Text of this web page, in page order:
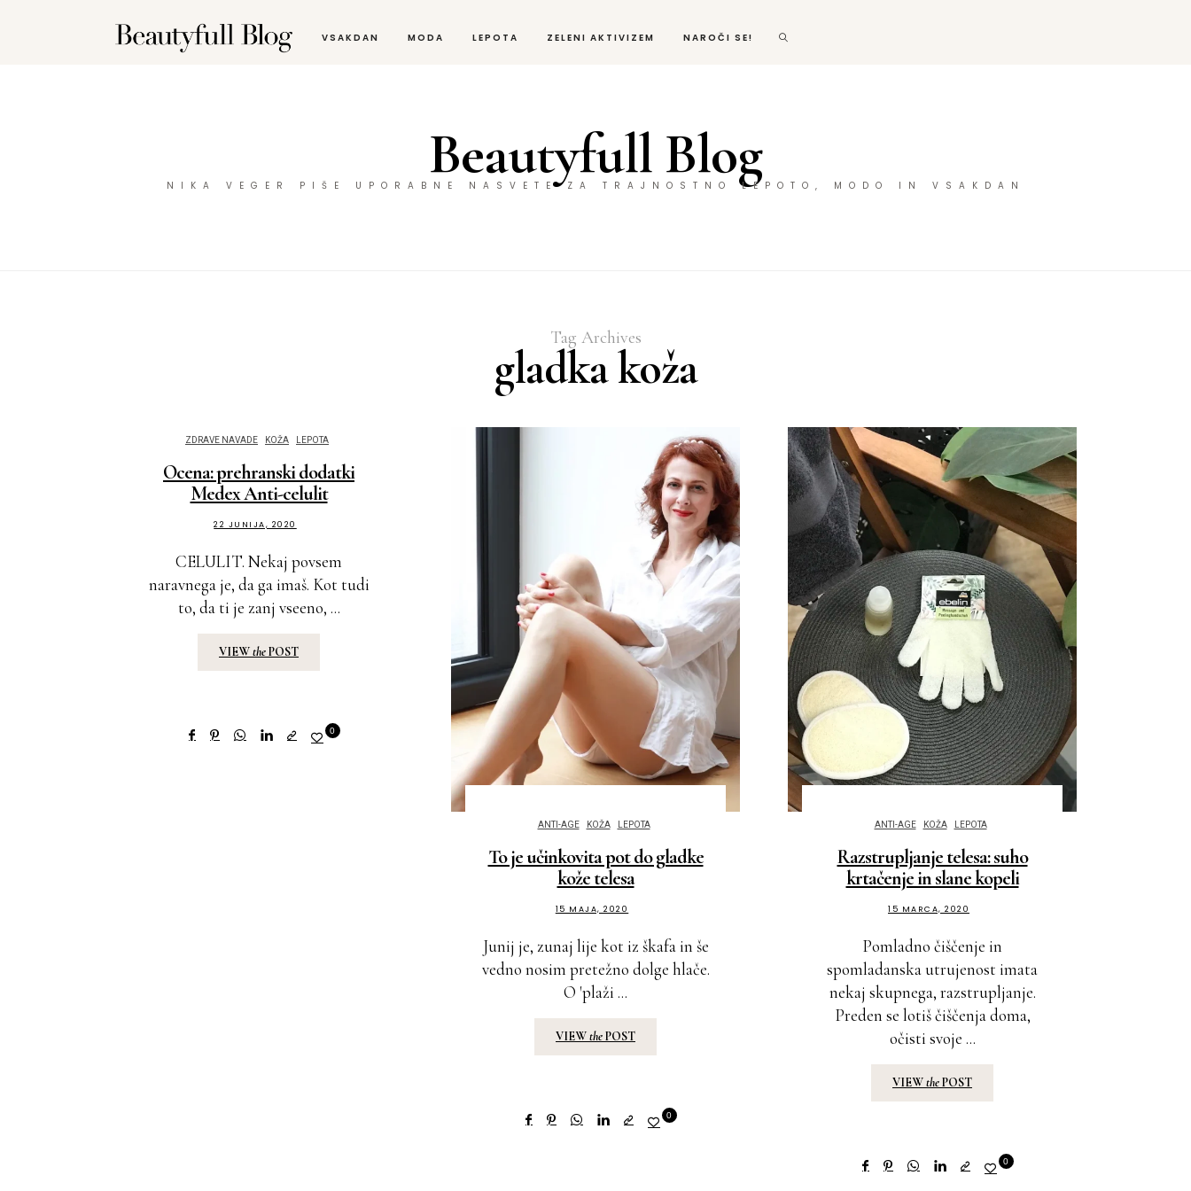
VSAKDAN MODA LEPOTA ZELENI AKTIVIZEM NAROČI SE!
Beautyfull Blog
NIKA VEGER PIŠE UPORABNE NASVETE ZA TRAJNOSTNO LEPOTO, MODO IN VSAKDAN
Tag Archives
gladka koža
ZDRAVE NAVADE KOŽA LEPOTA
Ocena: prehranski dodatki
Medex Anti-celulit
22 JUNIJA, 2020
CELULIT. Nekaj povsem
naravnega je, da ga imaš. Kot tudi
to, da ti je zanj vseeno, ...
VIEWthePOST
0
ANTI-AGE KOŽA LEPOTA
To je učinkovita pot do gladke
kože telesa
15 MAJA, 2020
Junij je, zunaj lije kot iz škafa in še
vedno nosim pretežno dolge hlače.
O 'plaži ...
VIEWthePOST
0
ANTI-AGE KOŽA LEPOTA
Razstrupljanje telesa: suho
krtačenje in slane kopeli
15 MARCA, 2020
Pomladno čiščenje in
spomladanska utrujenost imata
nekaj skupnega, razstrupljanje.
Preden se lotiš čiščenja doma,
očisti svoje ...
VIEWthePOST
0